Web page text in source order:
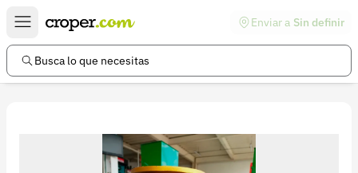
Enviar a Sin definir
Busca lo que necesitas
Enlaces de interés
Preguntas frecuentes
Información legal